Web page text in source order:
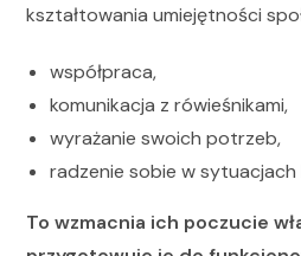
kształtowania umiejętności
współpraca,
komunikacja z rówieśnikami,
wyrażanie swoich potrzeb,
radzenie sobie w
To wzmacnia ich poczucie